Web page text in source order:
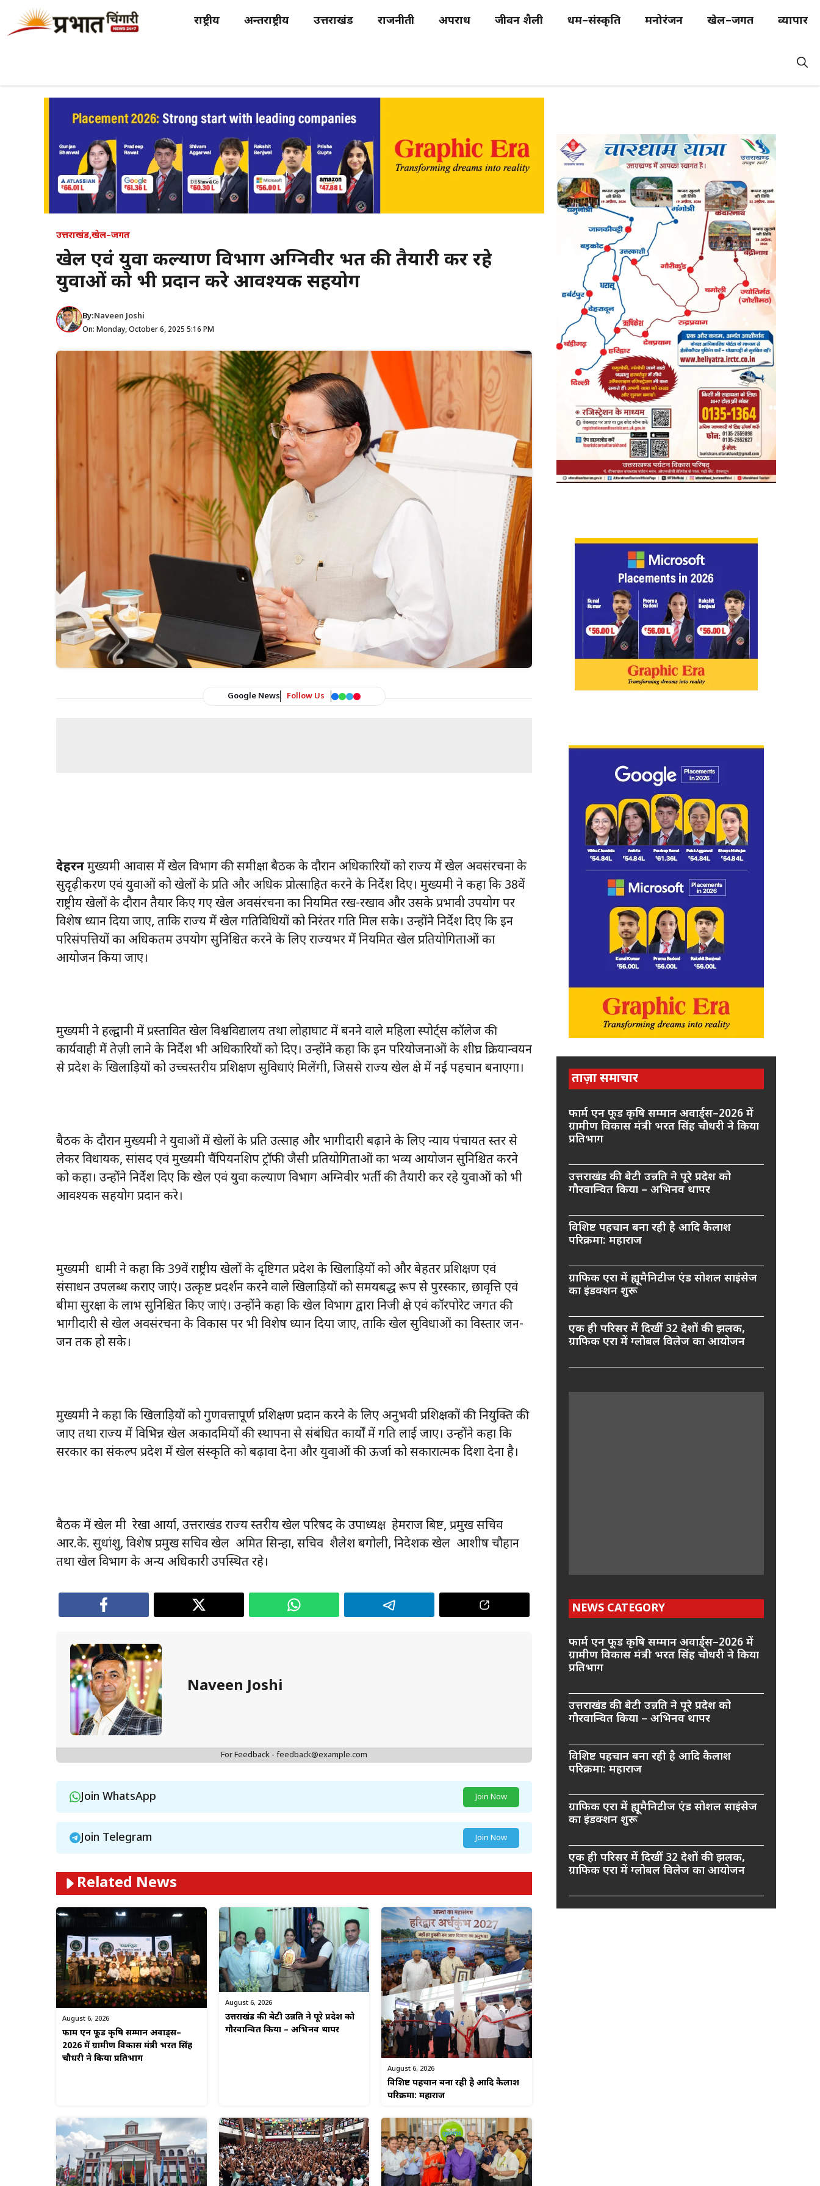
राष्ट्रीय अन्तर्राष्ट्रीय उत्तराखंड राजनीती अपराध जीवन शैली धर्म–संस्कृति मनोरंजन खेल–जगत व्यापार
उत्तराखंड,खेल–जगत
खेल एवं युवा कल्याण विभाग अग्निवीर भर्ती की तैयारी कर रहे
युवाओं को भी प्रदान करे आवश्यक सहयोग
By:Naveen Joshi
On: Monday, October 6, 2025 5:16 PM
Google News Follow Us
देहरदूनमुख्यमंत्री आवास में खेल विभाग की समीक्षा बैठक के दौरान अधिकारियों को राज्य में खेल अवसंरचना के
सुदृढ़ीकरण एवं युवाओं को खेलों के प्रति और अधिक प्रोत्साहित करने के निर्देश दिए। मुख्यमंत्री ने कहा कि 38वें
राष्ट्रीय खेलों के दौरान तैयार किए गए खेल अवसंरचना का नियमित रख-रखाव और उसके प्रभावी उपयोग पर
विशेष ध्यान दिया जाए, ताकि राज्य में खेल गतिविधियों को निरंतर गति मिल सके। उन्होंने निर्देश दिए कि इन
परिसंपत्तियों का अधिकतम उपयोग सुनिश्चित करने के लिए राज्यभर में नियमित खेल प्रतियोगिताओं का
आयोजन किया जाए।
मुख्यमंत्री ने हल्द्वानी में प्रस्तावित खेल विश्वविद्यालय तथा लोहाघाट में बनने वाले महिला स्पोर्ट्स कॉलेज की
कार्यवाही में तेज़ी लाने के निर्देश भी अधिकारियों को दिए। उन्होंने कहा कि इन परियोजनाओं के शीघ्र क्रियान्वयन
से प्रदेश के खिलाड़ियों को उच्चस्तरीय प्रशिक्षण सुविधाएं मिलेंगी, जिससे राज्य खेल क्षेत्र में नई पहचान बनाएगा।
बैठक के दौरान मुख्यमंत्री ने युवाओं में खेलों के प्रति उत्साह और भागीदारी बढ़ाने के लिए न्याय पंचायत स्तर से
लेकर विधायक, सांसद एवं मुख्यमंत्री चैंपियनशिप ट्रॉफी जैसी प्रतियोगिताओं का भव्य आयोजन सुनिश्चित करने
को कहा। उन्होंने निर्देश दिए कि खेल एवं युवा कल्याण विभाग अग्निवीर भर्ती की तैयारी कर रहे युवाओं को भी
आवश्यक सहयोग प्रदान करे।
मुख्यमंत्री धामी ने कहा कि 39वें राष्ट्रीय खेलों के दृष्टिगत प्रदेश के खिलाड़ियों को और बेहतर प्रशिक्षण एवं
संसाधन उपलब्ध कराए जाएं। उत्कृष्ट प्रदर्शन करने वाले खिलाड़ियों को समयबद्ध रूप से पुरस्कार, छात्रवृत्ति एवं
बीमा सुरक्षा के लाभ सुनिश्चित किए जाएं। उन्होंने कहा कि खेल विभाग द्वारा निजी क्षेत्र एवं कॉरपोरेट जगत की
भागीदारी से खेल अवसंरचना के विकास पर भी विशेष ध्यान दिया जाए, ताकि खेल सुविधाओं का विस्तार जन-
जन तक हो सके।
मुख्यमंत्री ने कहा कि खिलाड़ियों को गुणवत्तापूर्ण प्रशिक्षण प्रदान करने के लिए अनुभवी प्रशिक्षकों की नियुक्ति की
जाए तथा राज्य में विभिन्न खेल अकादमियों की स्थापना से संबंधित कार्यों में गति लाई जाए। उन्होंने कहा कि
सरकार का संकल्प प्रदेश में खेल संस्कृति को बढ़ावा देना और युवाओं की ऊर्जा को सकारात्मक दिशा देना है।
बैठक में खेल मंत्री रेखा आर्या, उत्तराखंड राज्य स्तरीय खेल परिषद के उपाध्यक्ष हेमराज बिष्ट, प्रमुख सचिव
आर.के. सुधांशु, विशेष प्रमुख सचिव खेल अमित सिन्हा, सचिव शैलेश बगोली, निदेशक खेल आशीष चौहान
तथा खेल विभाग के अन्य अधिकारी उपस्थित रहे।
Naveen Joshi
For Feedback - feedback@example.com
Join WhatsApp Join Now
Join Telegram Join Now
Related News
August 6, 2026
फार्म एन फूड कृषि सम्मान अवार्ड्स–
2026 में ग्रामीण विकास मंत्री भरत सिंह
चौधरी ने किया प्रतिभाग
August 6, 2026
उत्तराखंड की बेटी उन्नति ने पूरे प्रदेश को
गौरवान्वित किया – अभिनव थापर
August 6, 2026
विशिष्ट पहचान बना रही है आदि कैलाश
परिक्रमा: महाराज
ताज़ा समाचार
फार्म एन फूड कृषि सम्मान अवार्ड्स–2026 में
ग्रामीण विकास मंत्री भरत सिंह चौधरी ने किया
प्रतिभाग
उत्तराखंड की बेटी उन्नति ने पूरे प्रदेश को
गौरवान्वित किया – अभिनव थापर
विशिष्ट पहचान बना रही है आदि कैलाश
परिक्रमा: महाराज
ग्राफिक एरा में ह्यूमैनिटीज एंड सोशल साइंसेज
का इंडक्शन शुरू
एक ही परिसर में दिखीं 32 देशों की झलक,
ग्राफिक एरा में ग्लोबल विलेज का आयोजन
NEWS CATEGORY
फार्म एन फूड कृषि सम्मान अवार्ड्स–2026 में
ग्रामीण विकास मंत्री भरत सिंह चौधरी ने किया
प्रतिभाग
उत्तराखंड की बेटी उन्नति ने पूरे प्रदेश को
गौरवान्वित किया – अभिनव थापर
विशिष्ट पहचान बना रही है आदि कैलाश
परिक्रमा: महाराज
ग्राफिक एरा में ह्यूमैनिटीज एंड सोशल साइंसेज
का इंडक्शन शुरू
एक ही परिसर में दिखीं 32 देशों की झलक,
ग्राफिक एरा में ग्लोबल विलेज का आयोजन